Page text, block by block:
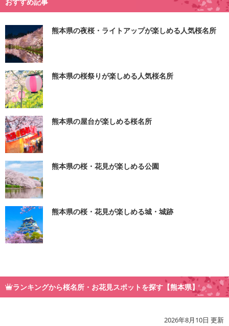
おすすめ記事
熊本県の夜桜・ライトアップが楽しめる人気桜名所
熊本県の桜祭りが楽しめる人気桜名所
熊本県の屋台が楽しめる桜名所
熊本県の桜・花見が楽しめる公園
熊本県の桜・花見が楽しめる城・城跡
ランキングから桜名所・お花見スポットを探す【熊本県】
2026年8月10日 更新